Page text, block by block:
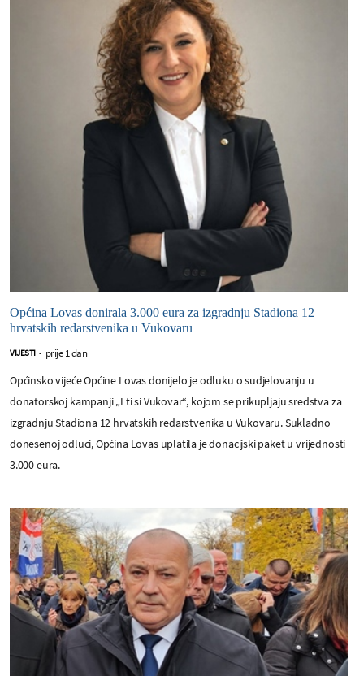
Općina Lovas donirala 3.000 eura za izgradnju Stadiona 12
hrvatskih redarstvenika u Vukovaru
VIJESTI - prije 1 dan
Općinsko vijeće Općine Lovas donijelo je odluku o sudjelovanju u
donatorskoj kampanji „I ti si Vukovar“, kojom se prikupljaju sredstva za
izgradnju Stadiona 12 hrvatskih redarstvenika u Vukovaru. Sukladno
donesenoj odluci, Općina Lovas uplatila je donacijski paket u vrijednosti
3.000 eura.